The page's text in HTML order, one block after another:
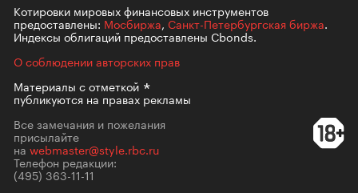
Котировки мировых финансовых инструментов
предоставлены: Мосбиржа, Санкт-Петербургская биржа.
Индексы облигаций предоставлены Cbonds.
О соблюдении авторских прав
Материалы сотметкой
публикуются на правах рекламы
Все замечания и пожелания
присылайте
на webmaster@style.rbc.ru
Телефон редакции:
(495) 363-11-11